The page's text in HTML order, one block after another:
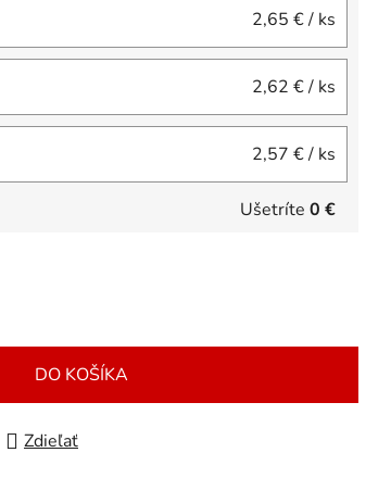
2,65 €/ ks
2,62 €/ ks
2,57 €/ ks
Ušetríte 0 €
DO KOŠÍKA
Zdieľať